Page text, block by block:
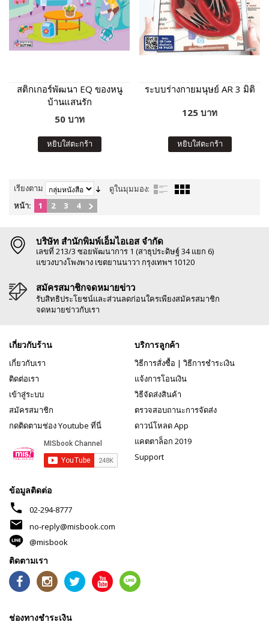
สติกเกอร์พัฒนา EQ ของหนู
บ้านแสนรัก
50 บาท
หยิบใส่ตะกร้า
ระบบร่างกายมนุษย์ AR 3 มิติ
125 บาท
หยิบใส่ตะกร้า
เรียงตาม
ดูในมุมมอง:
หน้า:
1 2 3 4
บริษัท สำนักพิมพ์เอ็มไอเอส จำกัด
เลขที่ 213/3 ซอยพัฒนาการ 1 (สาธุประดิษฐ์ 34 แยก 6)
แขวงบางโพงพาง เขตยานนาวา กรุงเทพฯ 10120
สมัครสมาชิกจดหมายข่าว
รับสิทธิประโยชน์และส่วนลดก่อนใครเพียงสมัครสมาชิก
จดหมายข่าวกับเรา
เกี่ยวกับร้าน
เกี่ยวกับเรา
ติดต่อเรา
เข้าสู่ระบบ
สมัครสมาชิก
กดติดตามช่อง Youtube ที่นี่
บริการลูกค้า
วิธีการสั่งซื้อ | วิธีการชำระเงิน
แจ้งการโอนเงิน
วิธีจัดส่งสินค้า
ตรวจสอบถานะการจัดส่ง
ดาวน์โหลด App
แคตตาล็อก 2019
Support
ข้อมูลติดต่อ
phone 02-294-8777
mail
no-reply@misbook.com
@misbook
ติดตามเรา
ช่องทางชำระเงิน